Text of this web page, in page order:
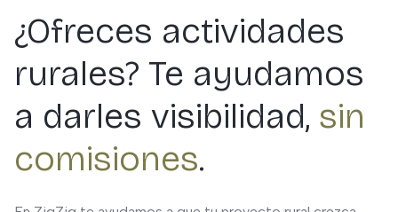
¿Ofreces actividades
rurales? Te ayudamos
a darles visibilidad, sin
comisiones.